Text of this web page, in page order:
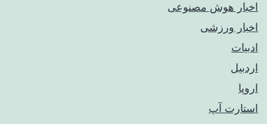
اخبار هوش مصنوعی
اخبار ورزشی
ادبیات
اردبیل
اروپا
استارت آپ